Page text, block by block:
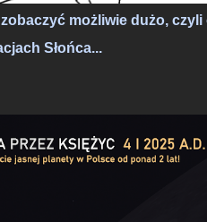
a już na horyzoncie pojawia
która za kilka tygodni
w prognozie blasku do rangi
możliwie dużo, czyli
Słońca...